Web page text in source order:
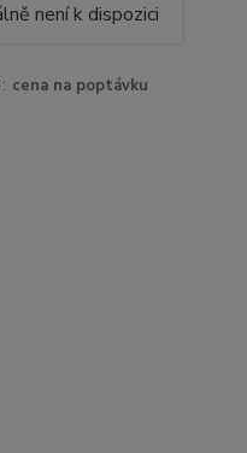
není k dispozici
cena na poptávku